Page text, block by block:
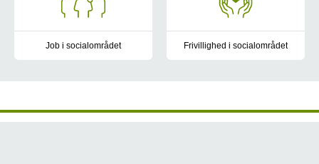
Job i socialområdet Frivillighed i socialområdet